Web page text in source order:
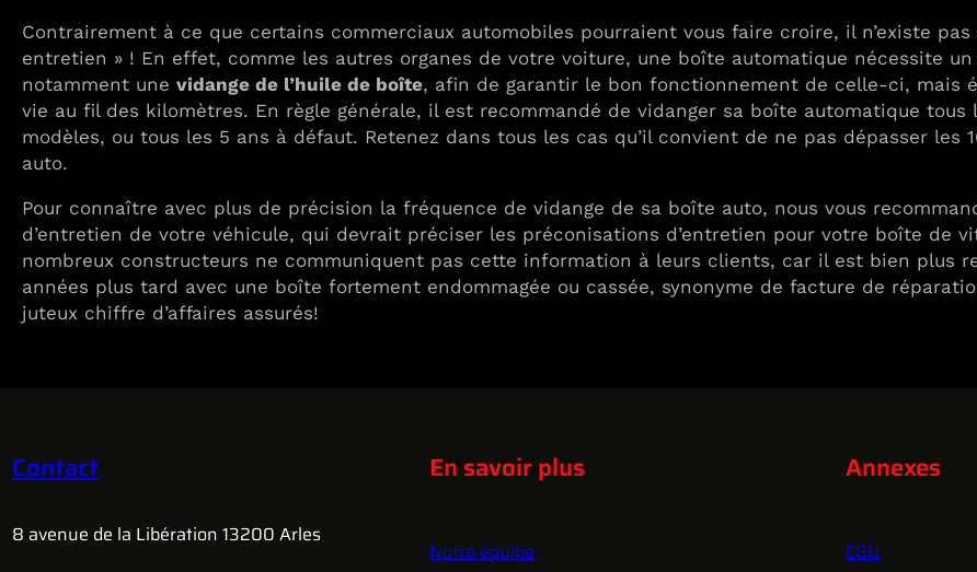
Contrairement à ce que certains commerciaux automobiles pourraient vous faire croire, il n’existe
entretien » ! En effet, comme les autres organes de votre voiture, une boîte automatique nécessite
notamment une vidange de l’huile de boîte, afin de garantir le bon fonctionnement de celle-ci, mais
vie au fil des kilomètres. En règle générale, il est recommandé de vidanger sa boîte automatique
modèles, ou tous les 5 ans à défaut. Retenez dans tous les cas qu’il convient de ne pas dépasser les
auto.
Pour connaître avec plus de précision la fréquence de vidange de sa boîte auto, nous vous
d’entretien de votre véhicule, qui devrait préciser les préconisations d’entretien pour votre boîte de
nombreux constructeurs ne communiquent pas cette information à leurs clients, car il est bien plus
années plus tard avec une boîte fortement endommagée ou cassée, synonyme de facture de
juteux chiffre d’affaires assurés!
Contact
8 avenue de la Libération 13200 Arles
En savoir plus
Notre équipe
Annexes
CGU